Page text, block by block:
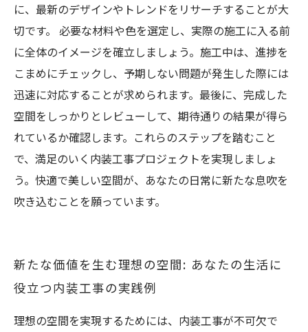
に、最新のデザインやトレンドをリサーチすることが大
切です。 必要な材料や色を選定し、実際の施工に入る前
に全体のイメージを確立しましょう。施工中は、進捗を
こまめにチェックし、予期しない問題が発生した際には
迅速に対応することが求められます。最後に、完成した
空間をしっかりとレビューして、期待通りの結果が得ら
れているか確認します。これらのステップを踏むこと
で、満足のいく内装工事プロジェクトを実現しましょ
う。快適で美しい空間が、あなたの日常に新たな息吹を
吹き込むことを願っています。
新たな価値を生む理想の空間: あなたの生活に
役立つ内装工事の実践例
理想の空間を実現するためには、内装工事が不可欠で